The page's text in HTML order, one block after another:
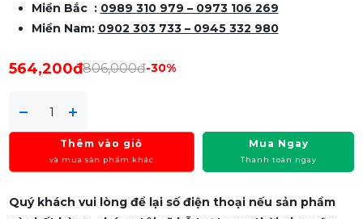
Miền Bắc : 0989 310 979 – 0973 106 269
Miền Nam: 0902 303 733 – 0945 332 980
564,200đ806,000đ-30%
Thêm vào giỏ
và mua sản phẩm khác
Mua Ngay
Thanh toán ngay
Quý khách vui lòng để lại số điện thoại nếu sản phẩm